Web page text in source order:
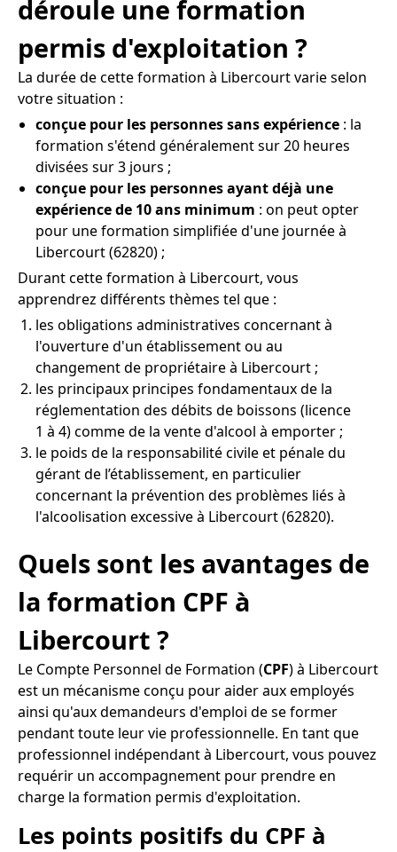
déroule une formation
permis d'exploitation ?
La durée de cette formation à Libercourt varie selon
votre situation :
conçue pour les personnes sans expérience : la
formation s'étend généralement sur 20 heures
divisées sur 3 jours ;
conçue pour les personnes ayant déjà une
expérience de 10 ans minimum : on peut opter
pour une formation simplifiée d'une journée à
Libercourt (62820) ;
Durant cette formation à Libercourt, vous
apprendrez différents thèmes tel que :
les obligations administratives concernant à
l'ouverture d'un établissement ou au
changement de propriétaire à Libercourt ;
les principaux principes fondamentaux de la
réglementation des débits de boissons (licence
1 à 4) comme de la vente d'alcool à emporter ;
le poids de la responsabilité civile et pénale du
gérant de l’établissement, en particulier
concernant la prévention des problèmes liés à
l'alcoolisation excessive à Libercourt (62820).
Quels sont les avantages de
la formation CPF à
Libercourt ?
Le Compte Personnel de Formation (CPF) à Libercourt
est un mécanisme conçu pour aider aux employés
ainsi qu'aux demandeurs d'emploi de se former
pendant toute leur vie professionnelle. En tant que
professionnel indépendant à Libercourt, vous pouvez
requérir un accompagnement pour prendre en
charge la formation permis d'exploitation.
Les points positifs du CPF à